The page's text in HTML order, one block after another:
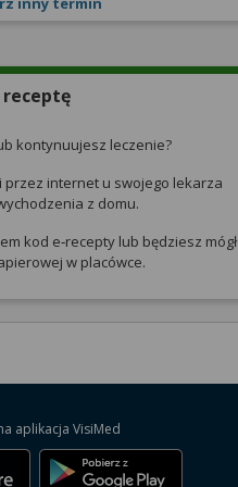
kontynuujesz leczenie?
internet u swojego lekarza
z domu.
kod e‑recepty lub będziesz mógł
w placówce.
aplikacja VisiMed